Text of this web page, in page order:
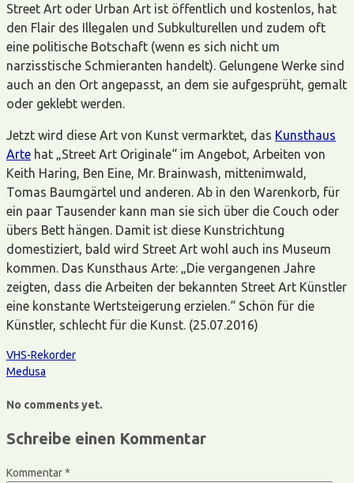
Street Art oder Urban Art ist öffentlich und kostenlos, hat
den Flair des Illegalen und Subkulturellen und zudem oft
eine politische Botschaft (wenn es sich nicht um
narzisstische Schmieranten handelt). Gelungene Werke sind
auch an den Ort angepasst, an dem sie aufgesprüht, gemalt
oder geklebt werden.
Jetzt wird diese Art von Kunst vermarktet, das Kunsthaus
Arte hat „Street Art Originale“ im Angebot, Arbeiten von
Keith Haring, Ben Eine, Mr. Brainwash, mittenimwald,
Tomas Baumgärtel und anderen. Ab in den Warenkorb, für
ein paar Tausender kann man sie sich über die Couch oder
übers Bett hängen. Damit ist diese Kunstrichtung
domestiziert, bald wird Street Art wohl auch ins Museum
kommen. Das Kunsthaus Arte: „Die vergangenen Jahre
zeigten, dass die Arbeiten der bekannten Street Art Künstler
eine konstante Wertsteigerung erzielen.“ Schön für die
Künstler, schlecht für die Kunst. (25.07.2016)
VHS-Rekorder
Medusa
No comments yet.
Schreibe einen Kommentar
Kommentar*